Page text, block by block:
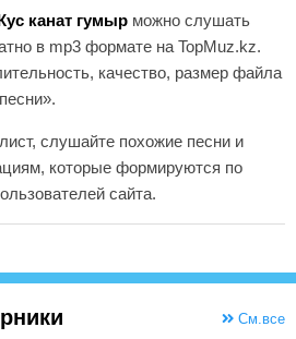
канат гумыр можно слушать
в mp3 формате на TopMuz.kz.
качество, размер файла
слушайте похожие песни и
которые формируются по
сайта.
См.все